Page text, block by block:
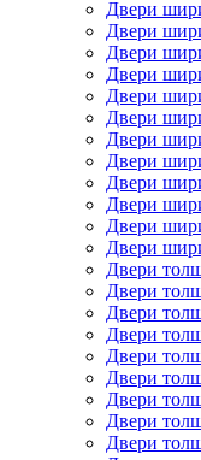
Двери
Двери
Двери
Двери
Двери
Двери
Двери
Двери
Двери
Двери
Двери
Двери
Двери
Двери
Двери
Двери
Двери
Двери
Двери
Двери
Двери